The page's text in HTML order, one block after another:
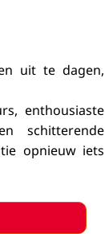
uit te dagen,
enthousiaste
schitterende
opnieuw iets